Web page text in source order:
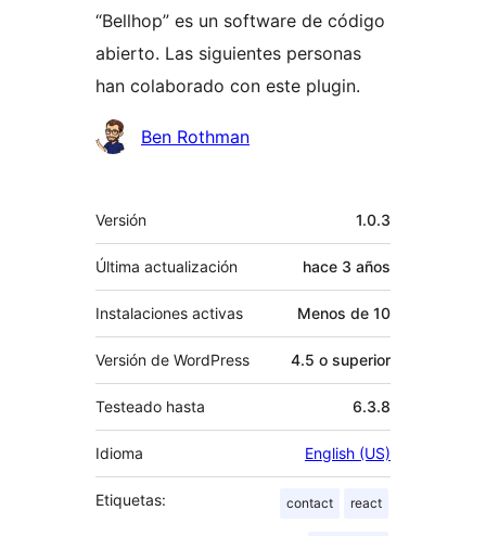
“Bellhop” es un software de código
abierto. Las siguientes personas
han colaborado con este plugin.
Colaboradores
Ben Rothman
Meta
Versión 1.0.3
Última actualización hace 3 años
Instalaciones activas Menos de 10
Versión de WordPress 4.5 o superior
Testeado hasta 6.3.8
Idioma English (US)
Etiquetas: contact react